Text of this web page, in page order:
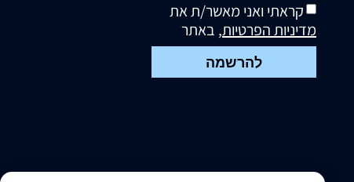
קראתי ואני מאשר/ת את
מדיניות הפרטיות, באתר
להרשמה